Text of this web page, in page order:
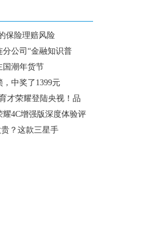
保险理赔风险
分公司“金融知识普
国潮年货节
，中奖了1399元
才荣耀登陆央视！品
4C增强版深度体验评
？这款三星手